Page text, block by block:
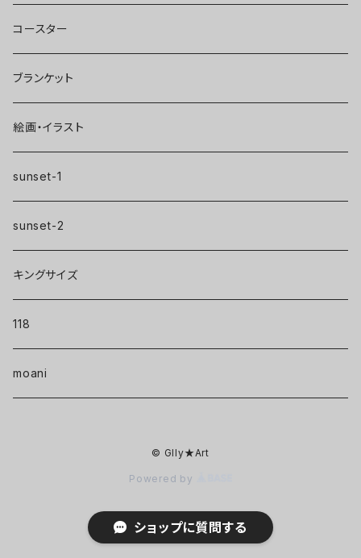
生地が薄い
ビッグシルエット
生地が薄い
長袖
ビッグシルエット
ロゴ
Vネック
ビッグシルエット
サコッシュ
トートバッグ
コースター
ブランケット
絵画・イラスト
sunset-1
sunset-2
キングサイズ
118
moani
© Glly★Art
Powered by
ショップに質問する